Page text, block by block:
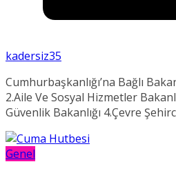
kadersiz35
Cumhurbaşkanlığı’na Bağlı
2.Aile Ve Sosyal Hizmetler
Güvenlik Bakanlığı 4.Çevre
Genel